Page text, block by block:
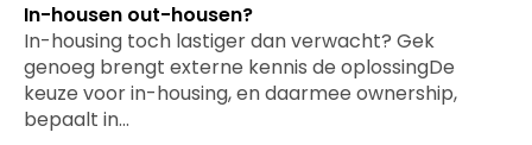
In-housen out-housen?
In-housing toch lastiger dan verwacht? Gek
genoeg brengt externe kennis de oplossingDe
keuze voor in-housing, en daarmee ownership,
bepaalt in…